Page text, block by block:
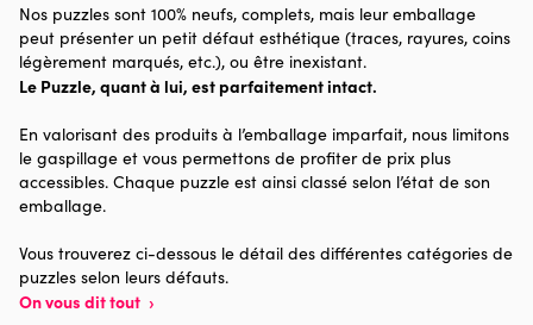
Catégorie
Puzzles - Egypte, Pharaons et
Pyramides
48.000 pièces)
Provenance Made in France
Nombre de pièces 1000 pièces
Dimensions
Nos puzzles sont 100% neufs, complets, mais leur emballage
peut présenter un petit défaut esthétique (traces, rayures, coins
légèrement marqués, etc.), ou être inexistant.
Le Puzzle, quant à lui, est parfaitement intact.
En valorisant des produits à l’emballage imparfait, nous limitons
le gaspillage et vous permettons de profiter de prix plus
accessibles. Chaque puzzle est ainsi classé selon l’état de son
emballage.
Vous trouverez ci-dessous le détail des différentes catégories de
puzzles selon leurs défauts.
On vous dit tout ›